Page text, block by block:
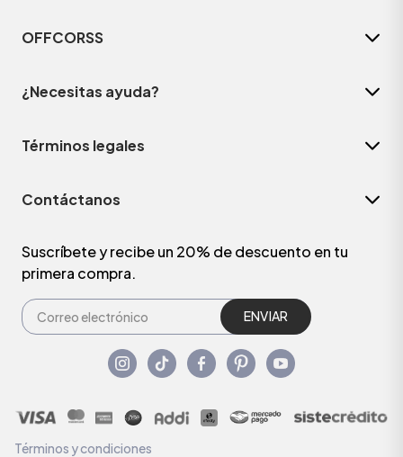
OFFCORSS
¿Necesitas ayuda?
Términos legales
Contáctanos
Suscríbete y recibe un 20% de descuento en tu
primera compra.
ENVIAR
Términos y condiciones